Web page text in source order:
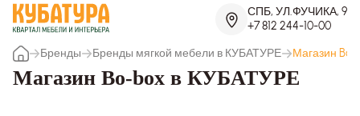
СПБ, УЛ.ФУЧИКА, 9
+7 812 244-10-00
Бренды
Бренды мягкой мебели в КУБАТУРЕ Магазин
Магазин Bo-box в КУБАТУРЕ